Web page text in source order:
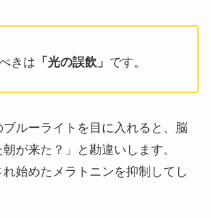
きは 「光の誤飲」 です。
ルーライトを目に入れると、脳
が来た？」と勘違いします。
始めたメラトニンを抑制してし